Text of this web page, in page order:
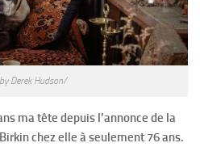
Derek Hudson/
ma tête depuis l’annonce de la
chez elle à seulement 76 ans.